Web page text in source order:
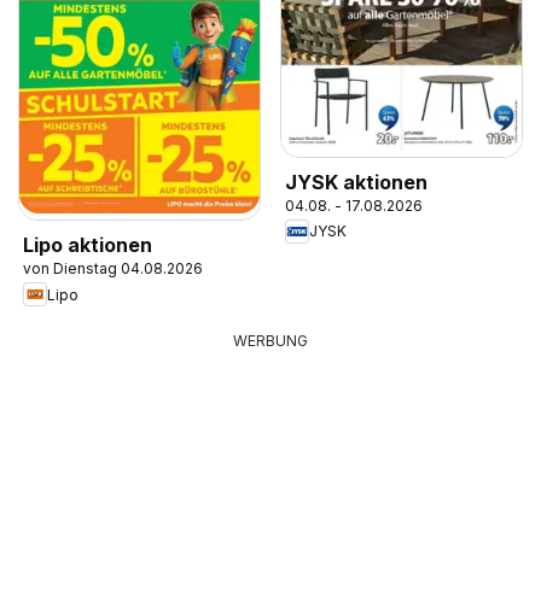
Lipo aktionen
von Dienstag 04.08.2026
Lipo
JYSK aktionen
04.08. - 17.08.2026
JYSK
WERBUNG